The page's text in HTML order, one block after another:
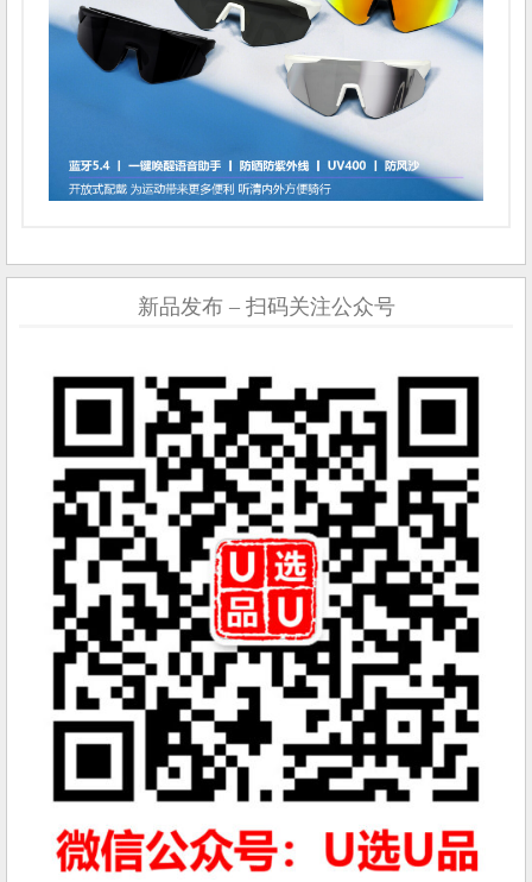
新品发布 – 扫码关注公众号